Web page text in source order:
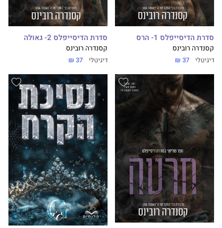
סדרת הדיסייפלס 1- הרס
קסנדרה רובינס
דיגיטלי 37 ₪
סדרת הדיסייפלס 2- גאולה
קסנדרה רובינס
דיגיטלי 37 ₪